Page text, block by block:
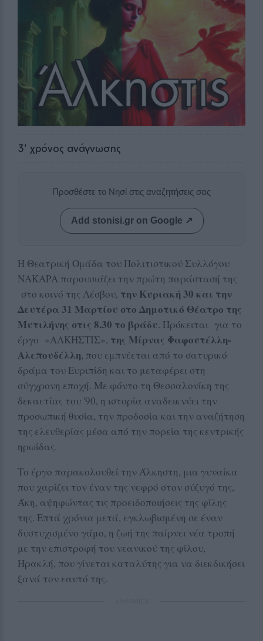
3' χρόνος ανάγνωσης
Προσθέστε το Νησί στις αναζητήσεις σας
Add stonisi.gr on Google ↗
Η Θεατρική Ομάδα του Πολιτιστικού Συλλόγου
ΝΑΚΑΡΑ παρουσιάζει την πρώτη παράστασή της
στο κοινό της Λέσβου, την Κυριακή 30 και την
Δευτέρα 31 Μαρτίου στο Δημοτικό Θέατρο της
Μυτιλήνης στις 8.30 το βράδυ. Πρόκειται για το
έργο «ΑΛΚΗΣΤΙΣ», της Μίρνας Φαφουτέλλη-
Αλεπουδέλλη, που εμπνέεται από το σατυρικό
δράμα του Ευριπίδη και το μεταφέρει στη
σύγχρονη εποχή. Με φόντο τη Θεσσαλονίκη της
δεκαετίας του '90, η ιστορία αναδεικνύει την
προσωπική θυσία, την προδοσία και την αναζήτηση
της ελευθερίας μέσα από την πορεία της κεντρικής
ηρωίδας.
Το έργο παρακολουθεί την Άλκηστη, μια γυναίκα
που χαρίζει τον έναν της νεφρό στον σύζυγό της,
Άκη, αψηφώντας τις προειδοποιήσεις της φίλης
της. Επτά χρόνια μετά, εγκλωβισμένη σε έναν
δυστυχισμένο γάμο, η ζωή της παίρνει νέα τροπή
με την επιστροφή του νεανικού της φίλου,
Ηρακλή, που γίνεται καταλύτης για να διεκδικήσει
ξανά τον εαυτό της.